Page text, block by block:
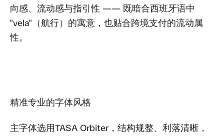
向感、流动感与指引性 —— 既暗合西班牙语中
"vela"（航行）的寓意，也贴合跨境支付的流动属
性。
精准专业的字体风格
主字体选用TASA Orbiter，结构规整、利落清晰，